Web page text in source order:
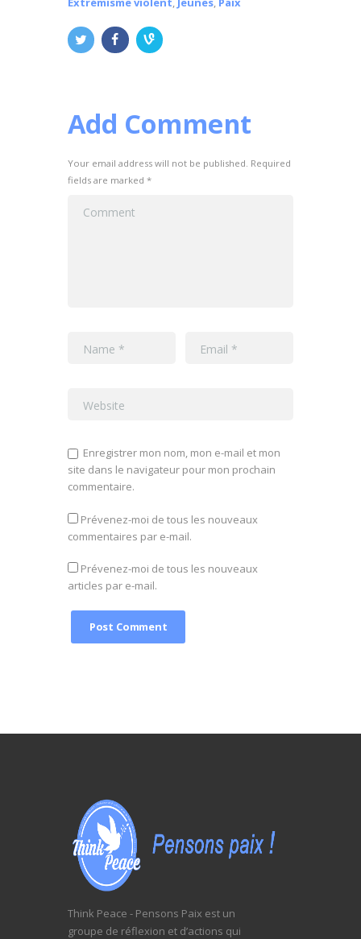
Add Comment
Your email address will not be published. Required
fields are marked *
Enregistrer mon nom, mon e-mail et mon
site dans le navigateur pour mon prochain
commentaire.
Prévenez-moi de tous les nouveaux
commentaires par e-mail.
Prévenez-moi de tous les nouveaux
articles par e-mail.
Think Peace - Pensons Paix est un
groupe de réflexion et d’actions qui